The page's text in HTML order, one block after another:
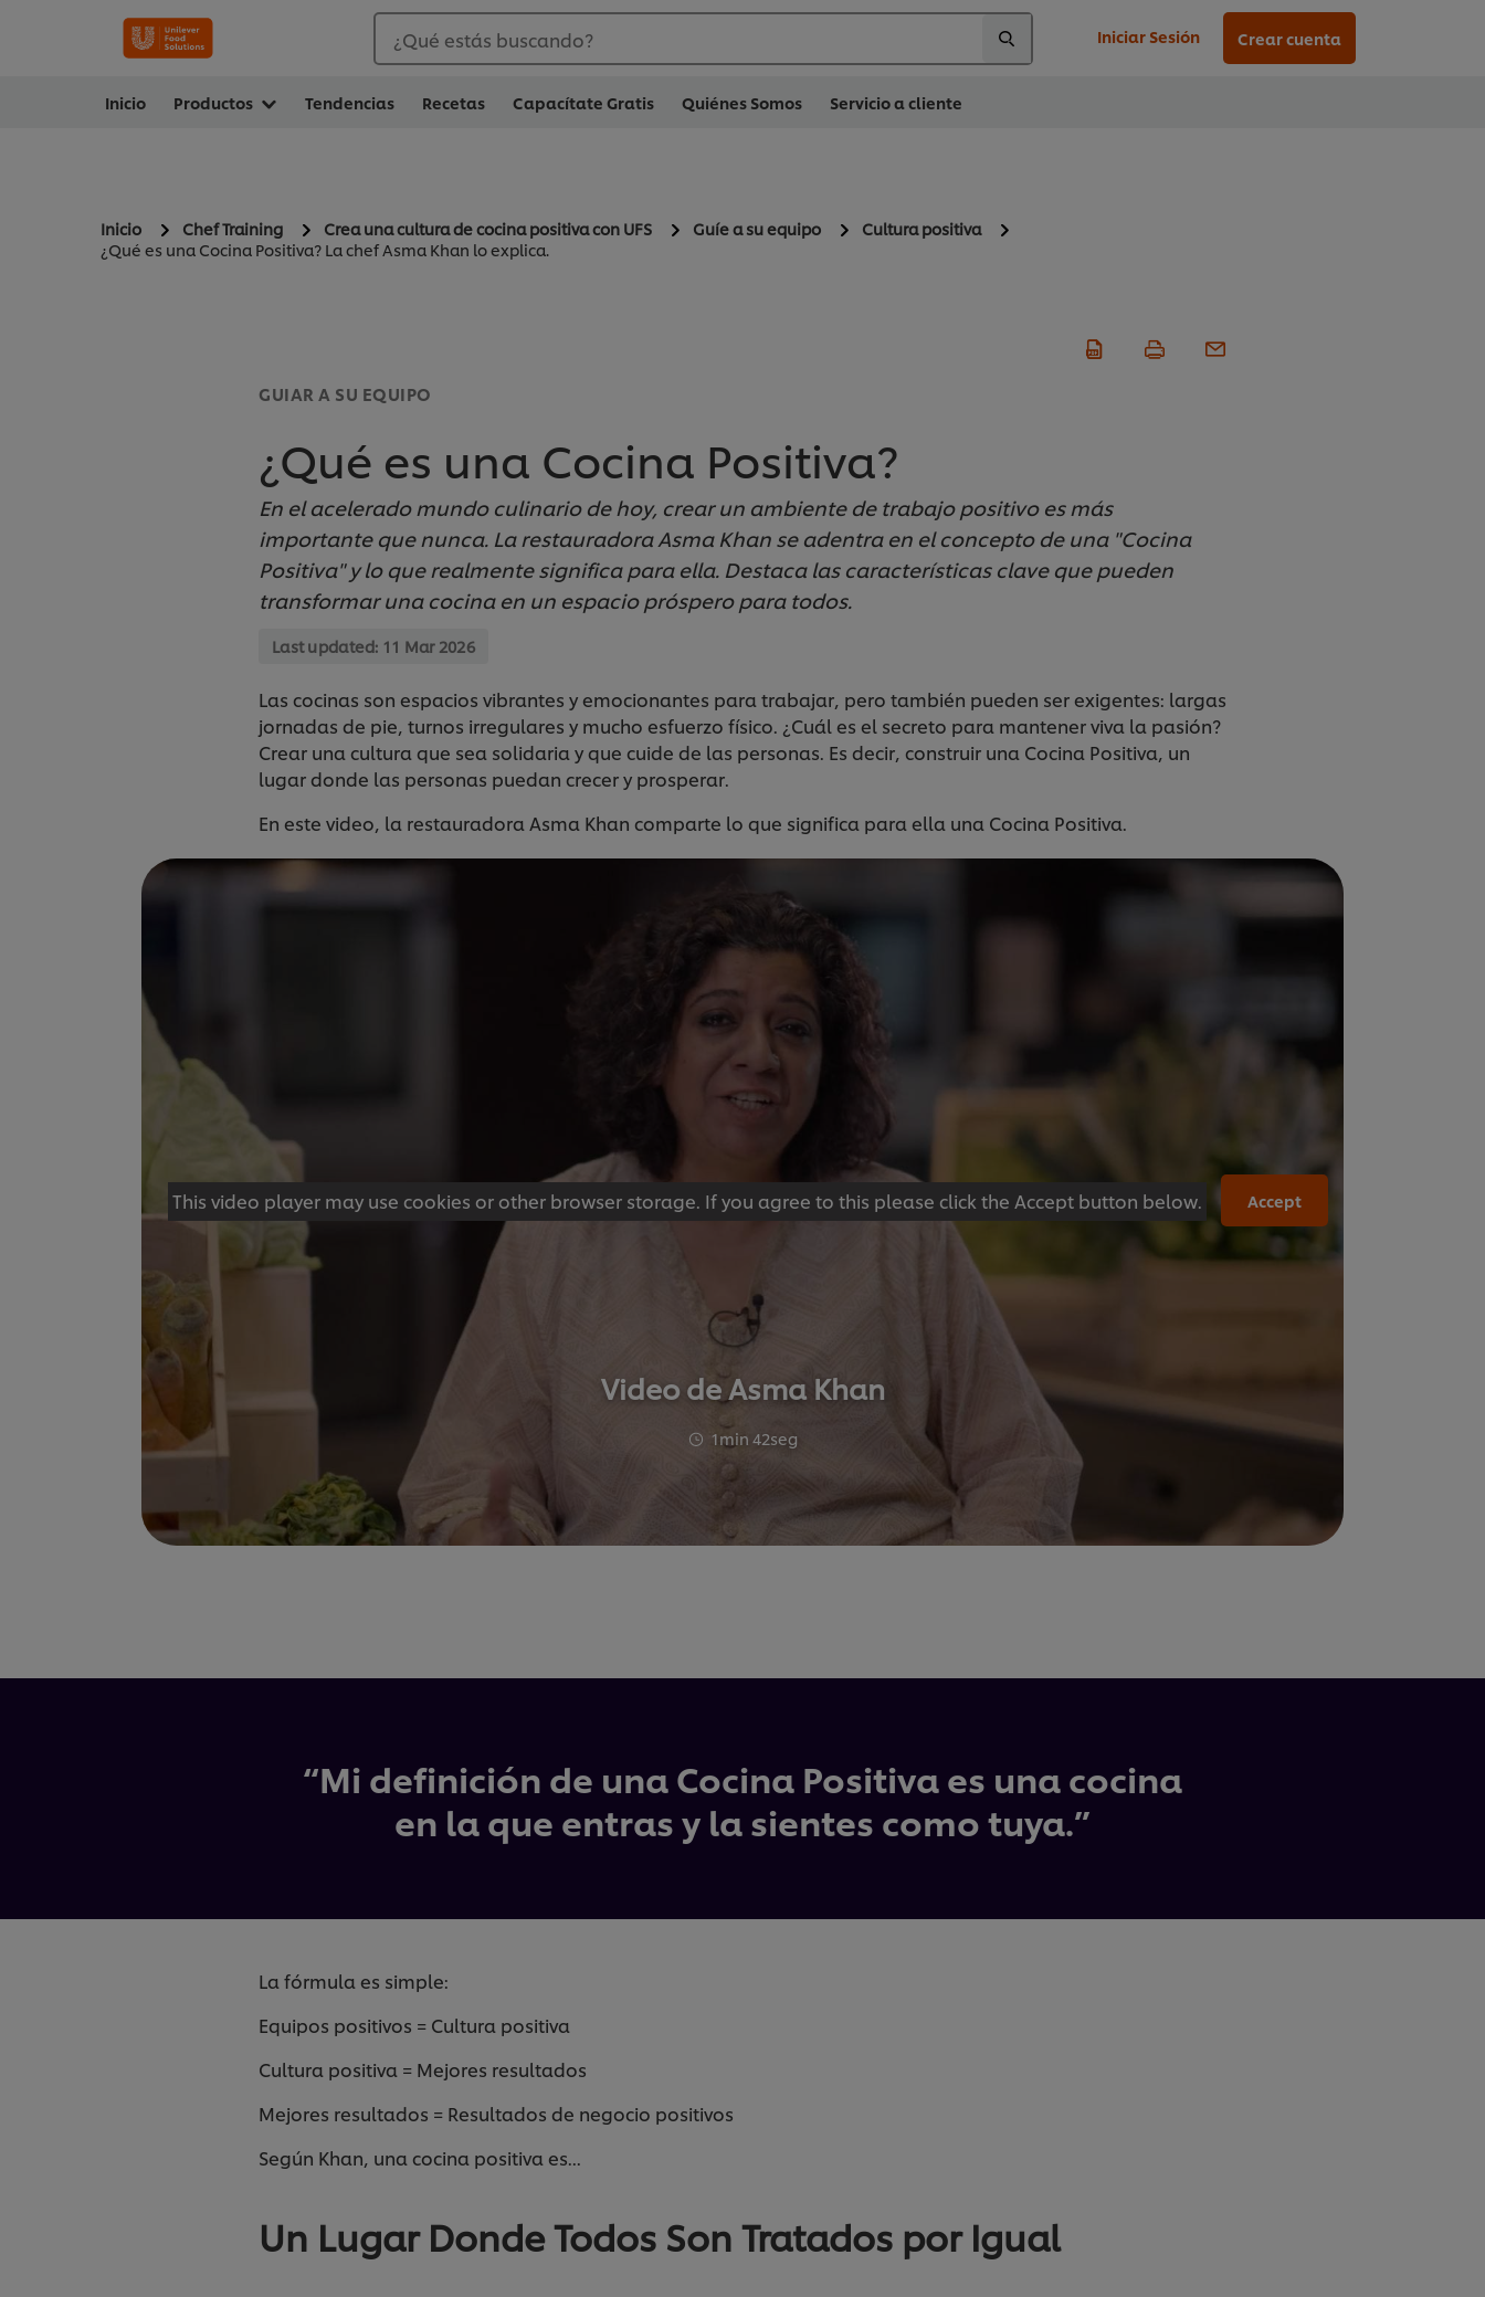
¿Qué estás buscando? Iniciar Sesión Crear cuenta
Inicio Productos Tendencias Recetas Capacítate Gratis Quiénes Somos Servicio a cliente
Inicio Chef Training Crea una cultura de cocina positiva con UFS Guíe a su equipo
Cultura positiva
¿Qué es una Cocina Positiva? La chef Asma Khan lo explica.
GUIAR A SU EQUIPO
¿Qué es una Cocina Positiva?
En el acelerado mundo culinario de hoy, crear un ambiente de trabajo positivo es más
importante que nunca. La restauradora Asma Khan se adentra en el concepto de una "Cocina
Positiva" y lo que realmente significa para ella. Destaca las características clave que pueden
transformar una cocina en un espacio próspero para todos.
Last updated: 11 Mar 2026
Las cocinas son espacios vibrantes y emocionantes para trabajar, pero también pueden ser exigentes: largas
jornadas de pie, turnos irregulares y mucho esfuerzo físico. ¿Cuál es el secreto para mantener viva la pasión?
Crear una cultura que sea solidaria y que cuide de las personas. Es decir, construir una Cocina Positiva, un
lugar donde las personas puedan crecer y prosperar.
En este video, la restauradora Asma Khan comparte lo que significa para ella una Cocina Positiva.
This video player may use cookies or other browser storage. If you agree to this please click the Accept button below. Accept
Video de Asma Khan
1min 42seg
“Mi definición de una Cocina Positiva es una cocina
en la que entras y la sientes como tuya.”
La fórmula es simple:
Equipos positivos = Cultura positiva
Cultura positiva = Mejores resultados
Mejores resultados = Resultados de negocio positivos
Según Khan, una cocina positiva es...
Un Lugar Donde Todos Son Tratados por Igual